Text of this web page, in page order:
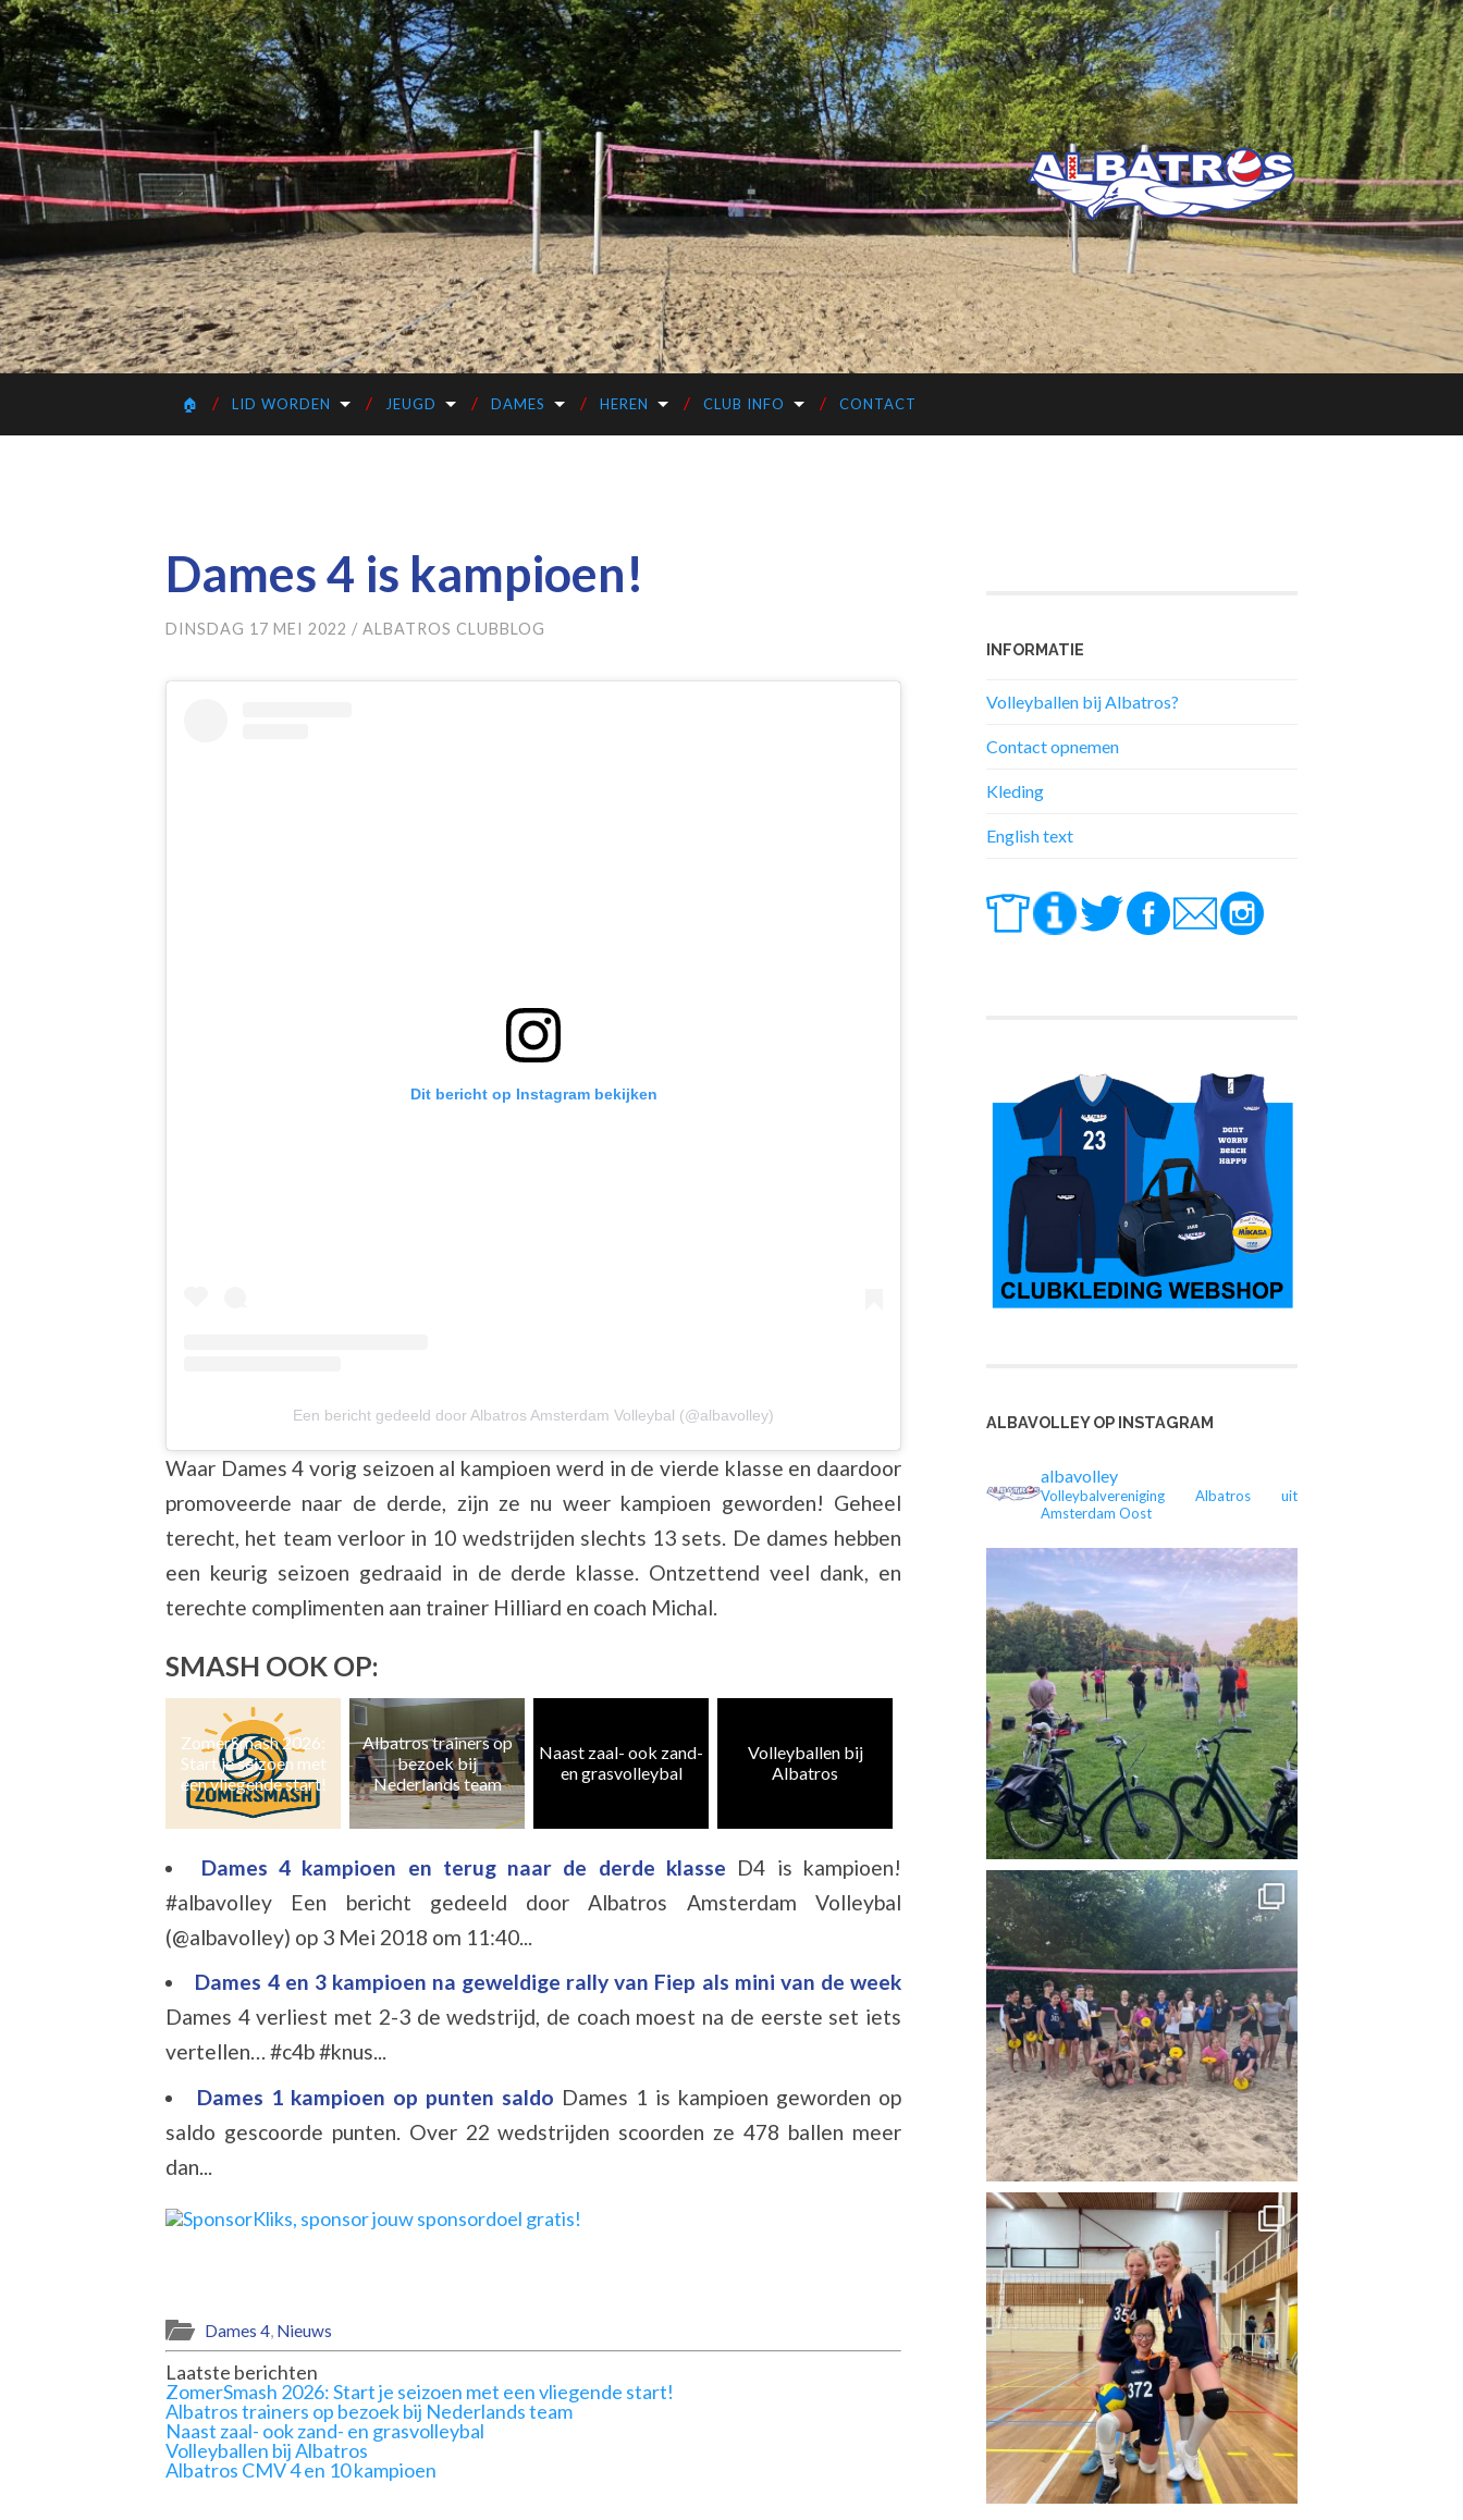
🏠 LID WORDEN JEUGD DAMES HEREN CLUB INFO CONTACT
Dames 4 is kampioen!
DINSDAG 17 MEI 2022 / ALBATROS CLUBBLOG
Dit bericht op Instagram bekijken
Een bericht gedeeld door Albatros Amsterdam Volleybal (@albavolley)
Waar Dames 4 vorig seizoen al kampioen werd in de vierde klasse en daardoor
promoveerde naar de derde, zijn ze nu weer kampioen geworden! Geheel
terecht, het team verloor in 10 wedstrijden slechts 13 sets. De dames hebben
een keurig seizoen gedraaid in de derde klasse. Ontzettend veel dank, en
terechte complimenten aan trainer Hilliard en coach Michal.
SMASH OOK OP:
Albatros trainers op
bezoek bij
Nederlands team
Naast zaal- ook zand-
en grasvolleybal
Volleyballen bij
Albatros
Albatros CMV 4 en
10 kampioen
Heren 5 kampioen en
weer terug in de 4e
klasse
Eveline stopt na 36
jaar met spelen
Heren 3 is kampioen,
maar nu in de tweede
Dames 4 kampioen en terug naar de derde klasse D4 is kampioen!
#albavolley Een bericht gedeeld door Albatros Amsterdam Volleybal
(@albavolley) op 3 Mei 2018 om 11:40...
Dames 4 en 3 kampioen na geweldige rally van Fiep als mini van de week
Dames 4 verliest met 2-3 de wedstrijd, de coach moest na de eerste set iets
vertellen… #c4b #knus...
Dames 1 kampioen op punten saldo Dames 1 is kampioen geworden op
saldo gescoorde punten. Over 22 wedstrijden scoorden ze 478 ballen meer
dan...
Dames 4, Nieuws
Laatste berichten
ZomerSmash 2026: Start je seizoen met een vliegende start!
Albatros trainers op bezoek bij Nederlands team
Naast zaal- ook zand- en grasvolleybal
Volleyballen bij Albatros
Albatros CMV 4 en 10 kampioen
INFORMATIE
Volleyballen bij Albatros?
Contact opnemen
Kleding
English text
ALBAVOLLEY OP INSTAGRAM
albavolley
Volleybalvereniging Albatros uit
Amsterdam Oost